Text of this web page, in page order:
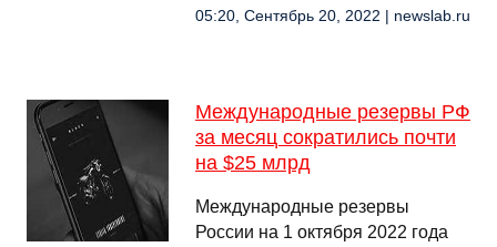
05:20, Сентябрь 20, 2022 | newslab.ru
Международные резервы РФ
за месяц сократились почти
на $25 млрд
Международные резервы
России на 1 октября 2022 года